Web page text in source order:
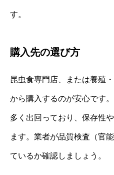
す。
購入先の選び方
昆虫食専門店、または養殖
から購入するのが安心です
多く出回っており、保存性
ます。業者が品質検査（官
ているか確認しましょう。